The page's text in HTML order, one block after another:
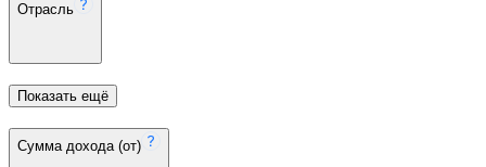
Отрасль
Показать ещё
Сумма дохода (от)